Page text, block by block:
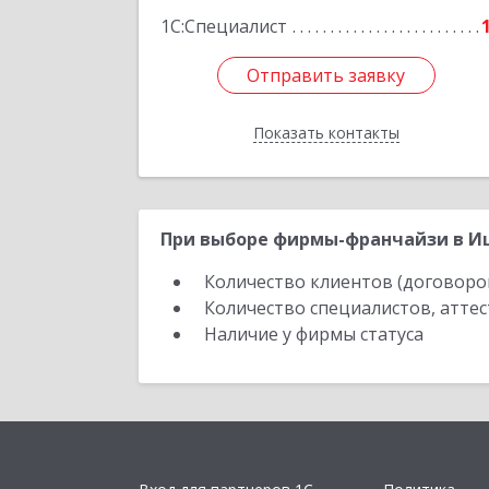
1С:Специалист
1
Отправить заявку
Показать контакты
Отправить заявку
Назад
При выборе фирмы-франчайзи в
Количество клиентов
Количество специалистов,
Наличие у фирмы статуса